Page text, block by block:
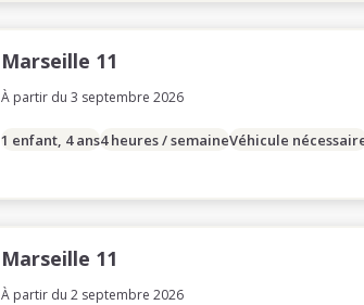
Marseille 11
À partir du 3 septembre 2026
1 enfant, 4 ans4 heures / semaineVéhicule
Marseille 11
À partir du 2 septembre 2026